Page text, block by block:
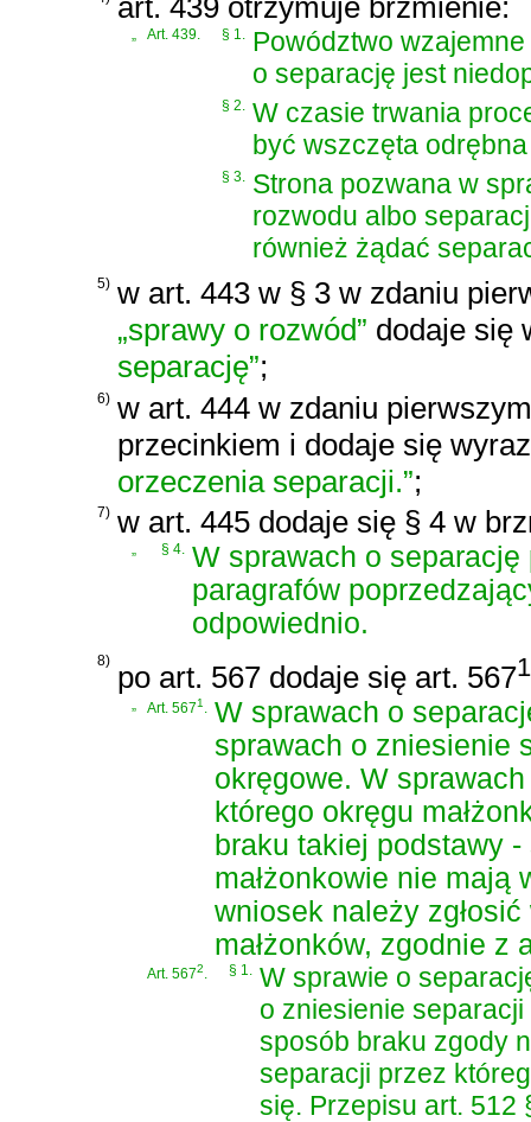
Art. 439. § 1.
Powództwo
o separację jest
§ 2.
W czasie trwania
być wszczęta
§ 3.
Strona pozwana w
rozwodu albo
również żądać
5) w art. 443 w § 3 w zdaniu
„sprawy o rozwód” dodaje się
separację”;
6) w art. 444 w zdaniu
przecinkiem i dodaje się
orzeczenia separacji.”;
7) w art. 445 dodaje się § 4 w
„ § 4. W sprawach o separację
paragrafów
odpowiednio.
8) po art. 567 dodaje się art. 5671
„ Art. 5671 . W sprawach o
sprawach o zniesienie
okręgowe. W
którego okręgu
braku takiej podstawy
małżonkowie nie
wniosek należy
małżonków, zgodnie z
Art. 5672. § 1. W sprawie o
o zniesienie
sposób braku zgody
separacji przez
się. Przepisu art. 512